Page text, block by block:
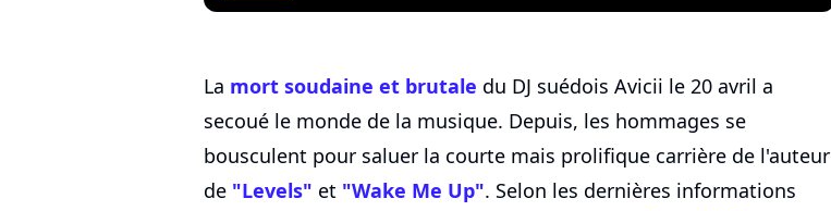
La mort soudaine et brutale du DJ suédois Avicii le 20 avril a
secoué le monde de la musique. Depuis, les hommages se
bousculent pour saluer la courte mais prolifique carrière de l'auteur
de "Levels" et "Wake Me Up". Selon les dernières informations